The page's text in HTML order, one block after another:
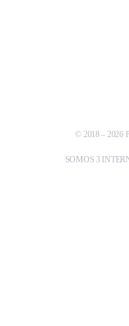
© 2018 – 2026
SOMOS 3